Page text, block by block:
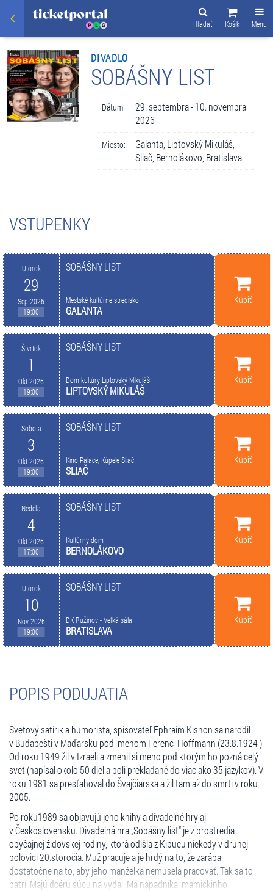
Menu
Košík
Hľadať
DIVADLO
SOBÁŠNY LIST
Dátum:
29. septembra - 10. novembra
2026
Miesto:
Galanta, Liptovský Mikuláš,
Sliač, Bernolákovo, Bratislava
VSTUPENKY
Utorok
29
Sep 2026
19:00
SOBÁŠNY LIST
Mestské kultúrne stredisko
GALANTA
Kúpiť
Štvrtok
1
Okt 2026
19:00
SOBÁŠNY LIST
Dom kultúry Liptovský Mikuláš
LIPTOVSKÝ MIKULÁŠ
Kúpiť
Sobota
3
Okt 2026
19:00
SOBÁŠNY LIST
Kino Palace, Kúpele Sliač
SLIAČ
Kúpiť
Nedeľa
4
Okt 2026
17:00
SOBÁŠNY LIST
Kultúrny dom
BERNOLÁKOVO
Kúpiť
Utorok
10
Nov 2026
19:00
SOBÁŠNY LIST
DK Ružinov - Veľká sála
BRATISLAVA
Kúpiť
POPIS PODUJATIA
Svetový satirik a humorista, spisovateľ Ephraim Kishon sa narodil
v Budapešti v Maďarsku pod menom Ferenc Hoffmann (23.8.1924 )
Od roku 1949 žil v Izraeli a zmenil si meno pod ktorým ho pozná celý
svet (napísal okolo 50 diel a boli prekladané do viac ako 35 jazykov). V
roku 1981 sa presťahoval do Švajčiarska a žil tam až do smrti v roku
2005.
Po roku1989 sa objavujú jeho knihy a divadelné hry aj
v Československu. Divadelná hra „Sobášny list“ je z prostredia
obyčajnej židovskej rodiny, ktorá odišla z Kibucu niekedy v druhej
polovici 20.storočia. Muž pracuje a je hrdý na to, že zarába
dostatočne na to, aby jeho manželka nemusela pracovať. Tak sa to
patrí. Majú dcéru súcu na vydaj. Má nápadníka, mamičkinho